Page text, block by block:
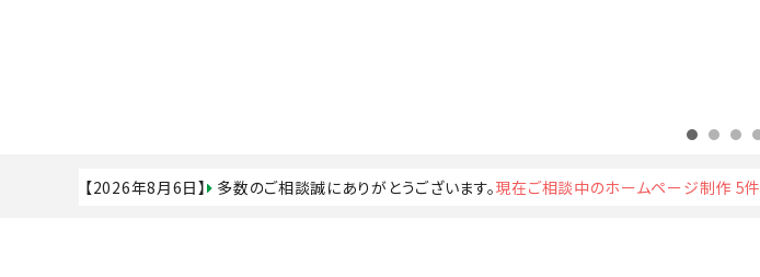
【2026年8月6日】 多数のご相談誠にありがとうございます。現在ご相談中のホームページ制作 5件